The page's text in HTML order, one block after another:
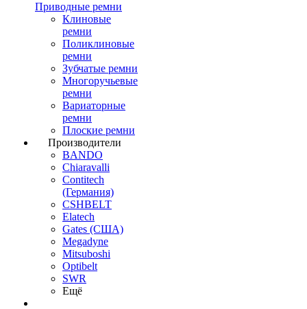
Приводные ремни
Клиновые
ремни
Поликлиновые
ремни
Зубчатые ремни
Многоручьевые
ремни
Вариаторные
ремни
Плоские ремни
Производители
BANDO
Chiaravalli
Contitech
(Германия)
CSHBELT
Elatech
Gates (США)
Megadyne
Mitsuboshi
Optibelt
SWR
Ещё